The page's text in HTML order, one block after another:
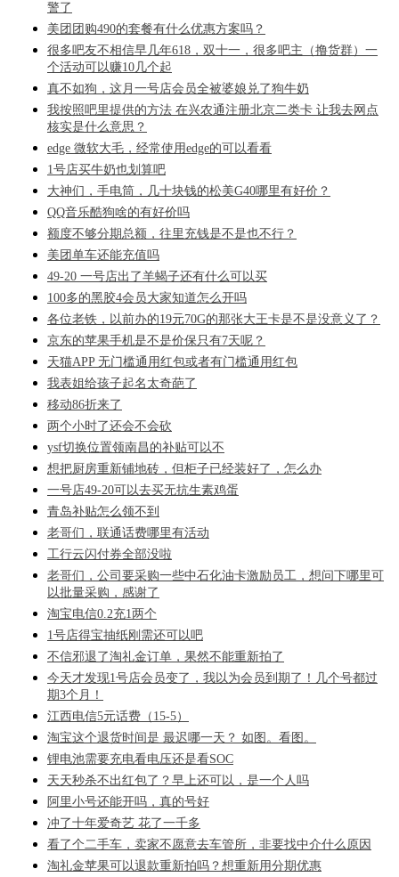
警了
美团团购490的套餐有什么优惠方案吗？
很多吧友不相信早几年618，双十一，很多吧主（撸货群）一
个活动可以赚10几个起
真不如狗，这月一号店会员全被婆娘兑了狗牛奶
我按照吧里提供的方法 在兴农通注册北京二类卡 让我去网点
核实是什么意思？
edge 微软大毛，经常使用edge的可以看看
1号店买牛奶也划算吧
大神们，手电筒，几十块钱的松美G40哪里有好价？
QQ音乐酷狗啥的有好价吗
额度不够分期总额，往里充钱是不是也不行？
美团单车还能充值吗
49-20 一号店出了羊蝎子还有什么可以买
100多的黑胶4会员大家知道怎么开吗
各位老铁，以前办的19元70G的那张大王卡是不是没意义了？
京东的苹果手机是不是价保只有7天呢？
天猫APP 无门槛通用红包或者有门槛通用红包
我表姐给孩子起名太奇葩了
移动86折来了
两个小时了还会不会砍
ysf切换位置领南昌的补贴可以不
想把厨房重新铺地砖，但柜子已经装好了，怎么办
一号店49-20可以去买无抗生素鸡蛋
青岛补贴怎么领不到
老哥们，联通话费哪里有活动
工行云闪付券全部没啦
老哥们，公司要采购一些中石化油卡激励员工，想问下哪里可
以批量采购，感谢了
淘宝电信0.2充1两个
1号店得宝抽纸刚需还可以吧
不信邪退了淘礼金订单，果然不能重新拍了
今天才发现1号店会员变了，我以为会员到期了！几个号都过
期3个月！
江西电信5元话费（15-5）
淘宝这个退货时间是 最迟哪一天？ 如图。看图。
锂电池需要充电看电压还是看SOC
天天秒杀不出红包了？早上还可以，是一个人吗
阿里小号还能开吗，真的号好
冲了十年爱奇艺 花了一千多
看了个二手车，卖家不愿意去车管所，非要找中介什么原因
淘礼金苹果可以退款重新拍吗？想重新用分期优惠